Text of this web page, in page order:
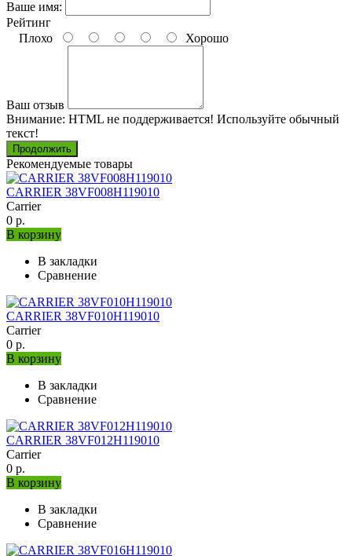
Ваше имя:
Рейтинг
Плохо
Хорошо
Ваш отзыв
Внимание: HTML не поддерживается! Используйте обычный
текст!
Продолжить
Рекомендуемые товары
CARRIER 38VF008H119010
Carrier
0 р.
В корзину
В закладки
Сравнение
CARRIER 38VF010H119010
Carrier
0 р.
В корзину
В закладки
Сравнение
CARRIER 38VF012H119010
Carrier
0 р.
В корзину
В закладки
Сравнение